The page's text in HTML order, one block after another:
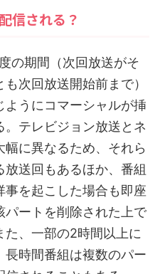
信される？
の期間（次回放送がそ
次回放送開始前まで）
うにコマーシャルが挿
。テレビジョン放送とネ
に異なるため、それら
送回もあるほか、番組
を起こした場合も即座
パートを削除された上で
、一部の2時間以上に
時間番組は複数のパー